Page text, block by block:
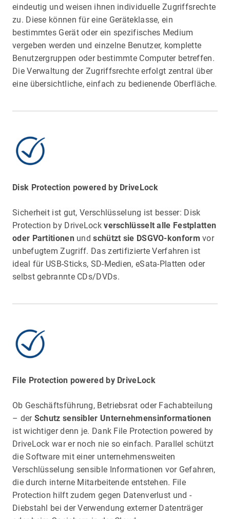
eindeutig und weisen ihnen individuelle Zugriffsrechte
zu. Diese können für eine Geräteklasse, ein
bestimmtes Gerät oder ein spezifisches Medium
vergeben werden und einzelne Benutzer, komplette
Benutzergruppen oder bestimmte Computer betreffen.
Die Verwaltung der Zugriffsrechte erfolgt zentral über
eine übersichtliche, einfach zu bedienende Oberfläche.
Disk Protection powered by DriveLock
Sicherheit ist gut, Verschlüsselung ist besser: Disk
Protection by DriveLockverschlüsselt alle Festplatten
oder Partitionen undschützt sie DSGVO-konform vor
unbefugtem Zugriff. Das zertifizierte Verfahren ist
ideal für USB-Sticks, SD-Medien, eSata-Platten oder
selbst gebrannte CDs/DVDs.
File Protection powered by DriveLock
Ob Geschäftsführung, Betriebsrat oder Fachabteilung
– der Schutz sensibler Unternehmensinformationen
ist wichtiger denn je. Dank File Protection powered by
DriveLock war er noch nie so einfach. Parallel schützt
die Software mit einer unternehmensweiten
Verschlüsselung sensible Informationen vor Gefahren,
die durch interne Mitarbeitende entstehen. File
Protection hilft zudem gegen Datenverlust und -
Diebstahl bei der Verwendung externer Datenträger